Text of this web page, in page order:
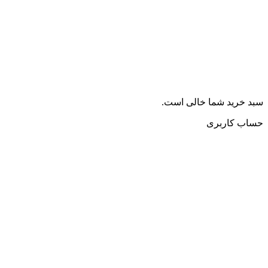
سبد خرید شما خالی است.
حساب کاربری